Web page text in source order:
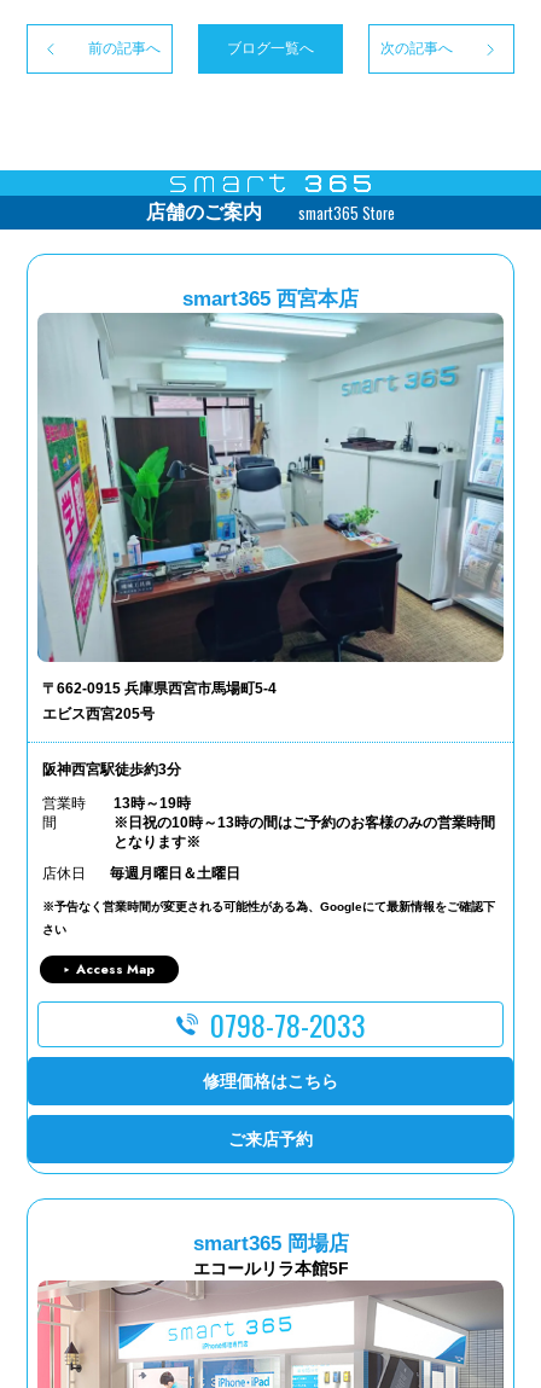
前の記事へ ブログ一覧へ 次の記事へ
店舗のご案内 smart365 Store
smart365 西宮本店
〒662-0915 兵庫県西宮市馬場町5-4
エビス西宮205号
阪神西宮駅徒歩約3分
営業時
間
13時～19時
※日祝の10時～13時の間はご予約のお客様のみの営業時間
となります※
店休日
毎週月曜日＆土曜日
※予告なく営業時間が変更される可能性がある為、Googleにて最新情報をご確認下
さい
Access Map
0798-78-2033
修理価格はこちら
ご来店予約
smart365 岡場店
エコールリラ本館5F